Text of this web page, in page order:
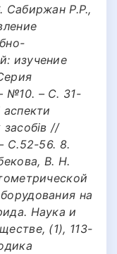
Сабиржан Р.Р.,
изучение
№10. – C. 31-
засобiв //
С.52-56. 8.
В. Н.
на
Наука и
(1), 113-